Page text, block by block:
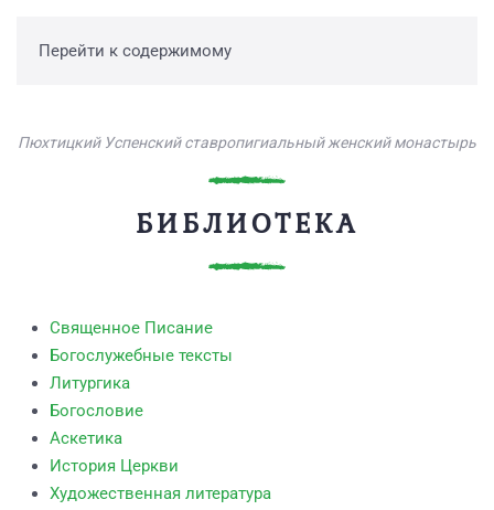
Перейти к содержимому
Пюхтицкий Успенский ставропигиальный женский монастырь
БИБЛИОТЕКА
Священное Писание
Богослужебные тексты
Литургика
Богословие
Аскетика
История Церкви
Художественная литература